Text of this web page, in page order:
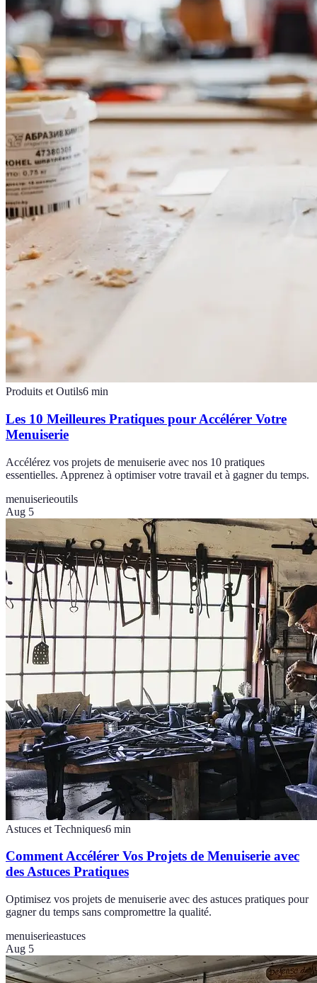
Produits et Outils6 min
Les 10 Meilleures Pratiques pour Accélérer Votre
Menuiserie
Accélérez vos projets de menuiserie avec nos 10 pratiques
essentielles. Apprenez à optimiser votre travail et à gagner du temps.
menuiserieoutils
Aug 5
Astuces et Techniques6 min
Comment Accélérer Vos Projets de Menuiserie avec
des Astuces Pratiques
Optimisez vos projets de menuiserie avec des astuces pratiques pour
gagner du temps sans compromettre la qualité.
menuiserieastuces
Aug 5